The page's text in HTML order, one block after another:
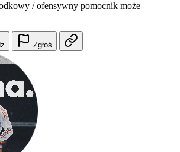
/ ofensywny pomocnik może
Zgłoś